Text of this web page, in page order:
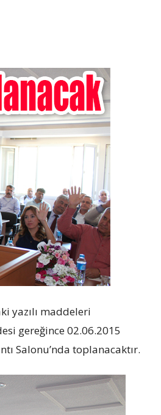
yazılı maddeleri
gereğince 02.06.2015
Salonu’nda toplanacaktır.